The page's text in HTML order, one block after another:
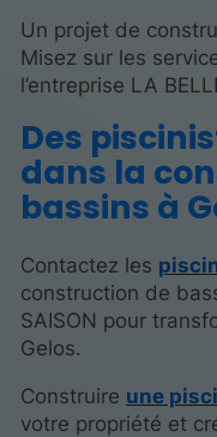
Un projet de
Misez sur les
l’entreprise LA
Des
dans la
bassins à
Contactez les
construction de
SAISON pour
Gelos.
Construire une
votre propriété et